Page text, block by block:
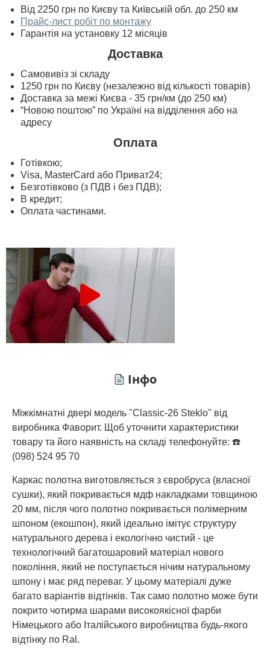
Від 2250 грн по Києву та Київській обл. до 250 км
Прайс-лист робіт по монтажу
Гарантія на установку 12 місяців
Доставка
Самовивіз зі складу
1250 грн по Києву (незалежно від кількості товарів)
Доставка за межі Києва - 35 грн/км (до 250 км)
“Новою поштою” по Україні на відділення або на
адресу
Оплата
Готівкою;
Visa, MasterСard або Приват24;
Безготівково (з ПДВ і без ПДВ);
В кредит;
Оплата частинами.
Інфо
Міжкімнатні двері модель "Classic-26 Steklo" від
виробника Фаворит. Щоб уточнити характеристики
товару та його наявність на складі телефонуйте: ☎️
(098) 524 95 70
Каркас полотна виготовляється з євробруса (власної
сушки), який покривається мдф накладками товщиною
20 мм, після чого полотно покривається полімерним
шпоном (екошпон), який ідеально імітує структуру
натурального дерева і екологічно чистий - це
технологічний багатошаровий матеріал нового
покоління, який не поступається нічим натуральному
шпону і має ряд переваг. У цьому матеріалі дуже
багато варіантів відтінків. Так само полотно може бути
покрито чотирма шарами високоякісної фарби
Німецького або Італійського виробництва будь-якого
відтінку по Ral.